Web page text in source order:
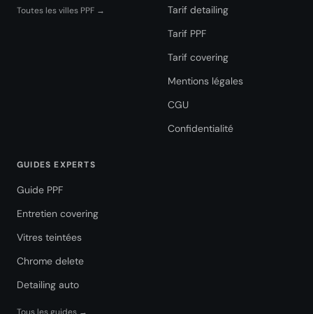
Toutes les villes PPF →
Tarif detailing
Tarif PPF
Tarif covering
Mentions légales
CGU
Confidentialité
GUIDES EXPERTS
Guide PPF
Entretien covering
Vitres teintées
Chrome delete
Detailing auto